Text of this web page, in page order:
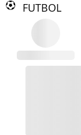
FUTBOL